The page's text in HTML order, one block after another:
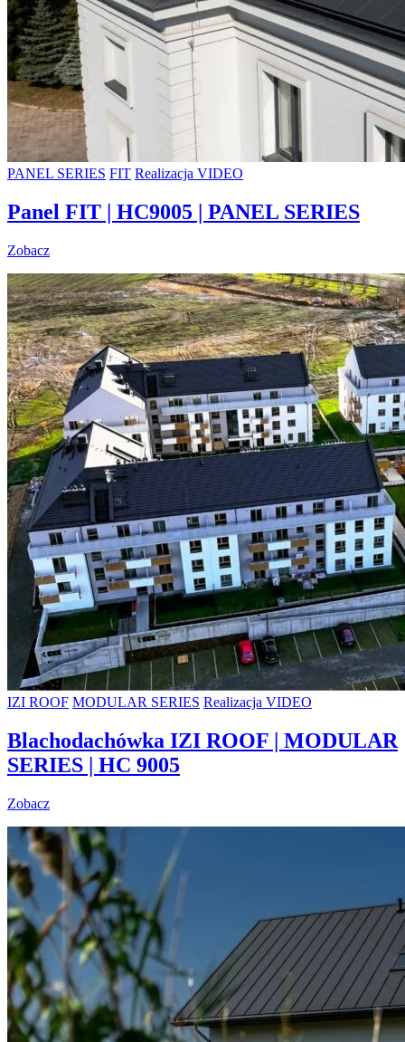
PANEL SERIES FIT Realizacja VIDEO
Panel FIT | HC9005 | PANEL SERIES
Zobacz
IZI ROOF MODULAR SERIES Realizacja VIDEO
Blachodachówka IZI ROOF | MODULAR
SERIES | HC 9005
Zobacz